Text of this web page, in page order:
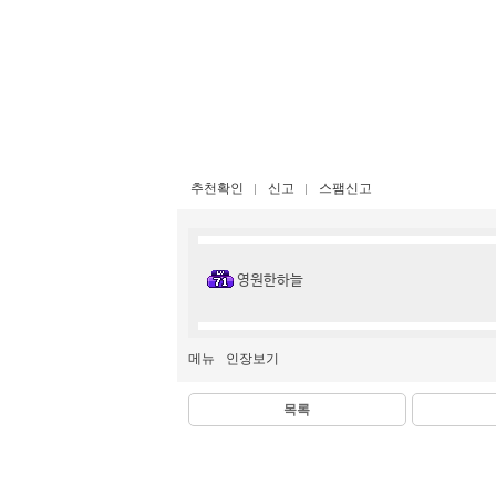
추천확인 신고 스팸신고
영원한하늘
메뉴 인장보기
목록